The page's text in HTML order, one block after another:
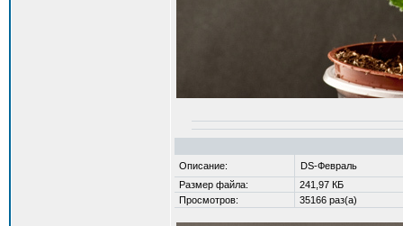
Описание:
DS-Февраль
Размер файла:
241,97 КБ
Просмотров:
35166 раз(а)